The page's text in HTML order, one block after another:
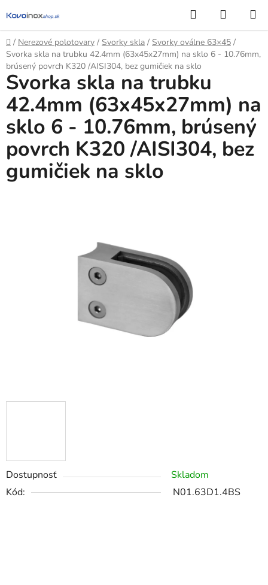
na
obsah
Hľadať
KOŠÍK
Domov
/ Nerezové polotovary / Svorky skla / Svorky oválne 63×45 /
Svorka skla na trubku 42.4mm (63x45x27mm) na sklo 6 - 10.76mm,
brúsený povrch K320 /AISI304, bez gumičiek na sklo
Dostupnosť
Skladom
Kód:
N01.63D1.4BS
Svorka skla na trubku
42.4mm (63x45x27mm) na
sklo 6 - 10.76mm, brúsený
povrch K320 /AISI304, bez
gumičiek na sklo